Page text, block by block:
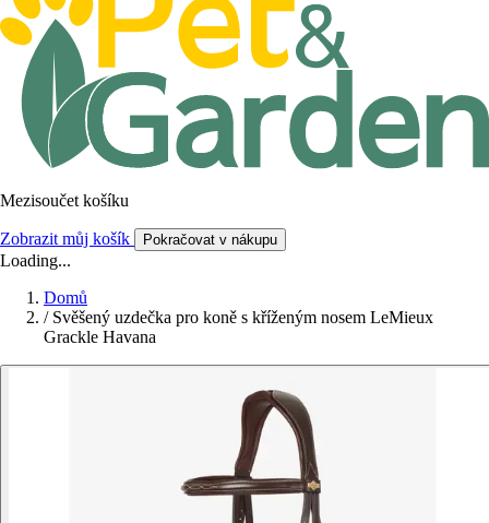
Mezisoučet košíku
Zobrazit můj košík Pokračovat v nákupu
Loading...
Domů
/ Svěšený uzdečka pro koně s kříženým nosem LeMieux
Grackle Havana